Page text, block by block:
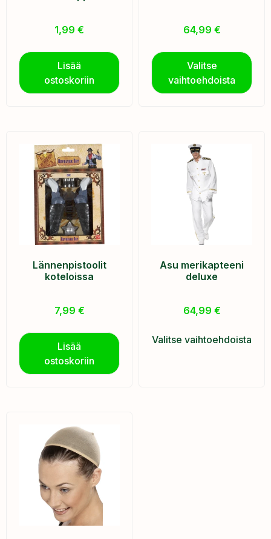
1,99 €
Lisää
ostoskoriin
64,99 €
Valitse
vaihtoehdoista
Lännenpistoolit
koteloissa
7,99 €
Lisää
ostoskoriin
Asu merikapteeni
deluxe
64,99 €
Valitse vaihtoehdoista